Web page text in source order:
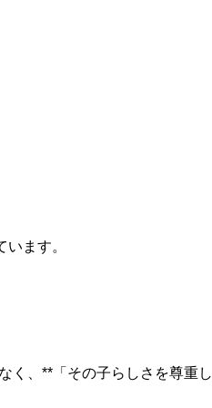
ます。
、**「その子らしさを尊重